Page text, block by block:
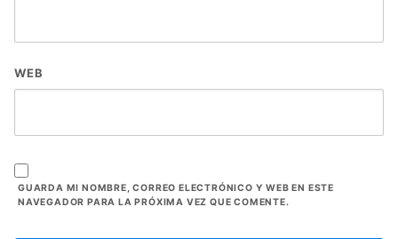
WEB
GUARDA MI NOMBRE, CORREO ELECTRÓNICO Y WEB EN ESTE
NAVEGADOR PARA LA PRÓXIMA VEZ QUE COMENTE.